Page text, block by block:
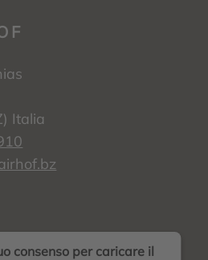
Italia
consenso per caricare il